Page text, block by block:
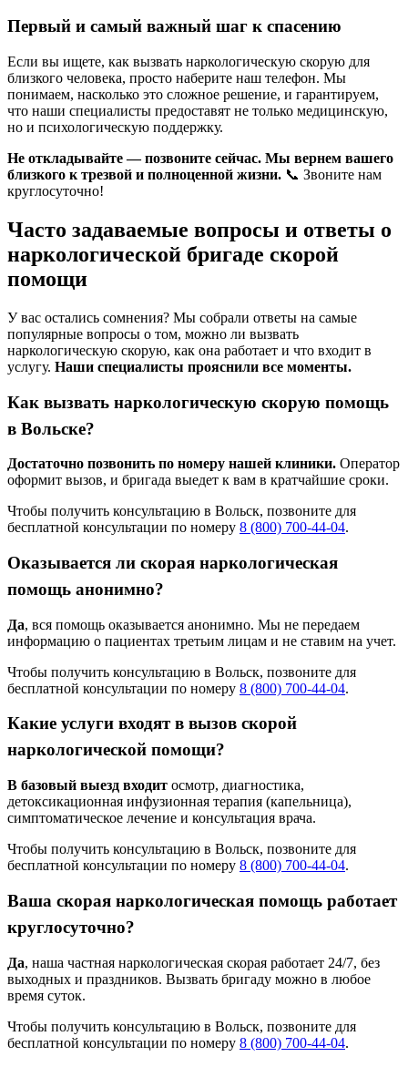
Первый и самый важный шаг к спасению
Если вы ищете, как вызвать наркологическую скорую для
близкого человека, просто наберите наш телефон. Мы
понимаем, насколько это сложное решение, и гарантируем,
что наши специалисты предоставят не только медицинскую,
но и психологическую поддержку.
Не откладывайте — позвоните сейчас. Мы вернем вашего
близкого к трезвой и полноценной жизни. 📞 Звоните нам
круглосуточно!
Часто задаваемые вопросы и ответы о
наркологической бригаде скорой
помощи
У вас остались сомнения? Мы собрали ответы на самые
популярные вопросы о том, можно ли вызвать
наркологическую скорую, как она работает и что входит в
услугу. Наши специалисты прояснили все моменты.
Как вызвать наркологическую скорую помощь
в Вольске?
Достаточно позвонить по номеру нашей клиники. Оператор
оформит вызов, и бригада выедет к вам в кратчайшие сроки.
Чтобы получить консультацию в Вольск, позвоните для
бесплатной консультации по номеру 8 (800) 700-44-04.
Оказывается ли скорая наркологическая
помощь анонимно?
Да, вся помощь оказывается анонимно. Мы не передаем
информацию о пациентах третьим лицам и не ставим на учет.
Чтобы получить консультацию в Вольск, позвоните для
бесплатной консультации по номеру 8 (800) 700-44-04.
Какие услуги входят в вызов скорой
наркологической помощи?
В базовый выезд входит осмотр, диагностика,
детоксикационная инфузионная терапия (капельница),
симптоматическое лечение и консультация врача.
Чтобы получить консультацию в Вольск, позвоните для
бесплатной консультации по номеру 8 (800) 700-44-04.
Ваша скорая наркологическая помощь работает
круглосуточно?
Да, наша частная наркологическая скорая работает 24/7, без
выходных и праздников. Вызвать бригаду можно в любое
время суток.
Чтобы получить консультацию в Вольск, позвоните для
бесплатной консультации по номеру 8 (800) 700-44-04.